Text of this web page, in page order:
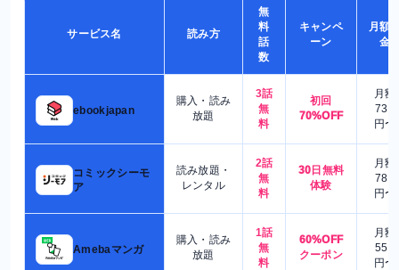
サービス名 読み方
無
料
話
数
キャンペ
ーン
月額
金
ebookjapan
購入・読み
放題
3話
無
料
初回
70%OFF
月額
730
円〜
コミックシーモ
ア
読み放題・
レンタル
2話
無
料
30日無料
体験
月額
780
円〜
Amebaマンガ
購入・読み
放題
1話
無
料
60%OFF
クーポン
月額
550
円〜